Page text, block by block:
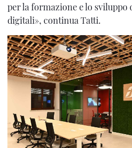
per la formazione e lo sviluppo
digitali», continua Tatti.